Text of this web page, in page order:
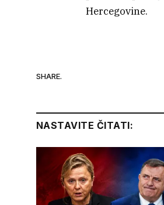
Hercegovine.
SHARE.
NASTAVITE ČITATI: